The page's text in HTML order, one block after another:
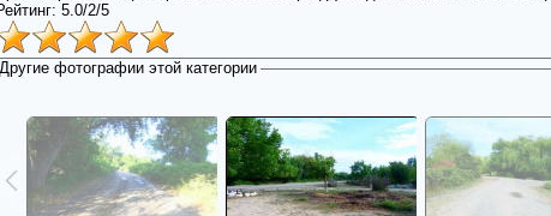
5.0/2/5
Другие фотографии этой категории